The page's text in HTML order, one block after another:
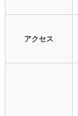
アクセス